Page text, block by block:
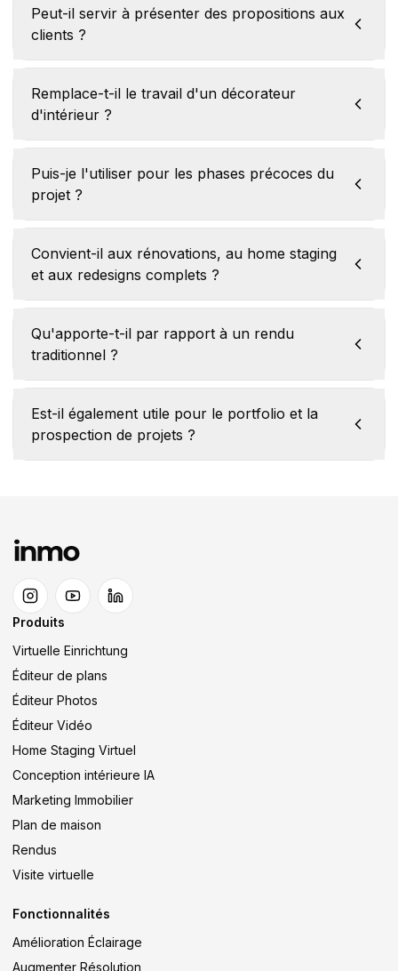
Peut-il servir à présenter des propositions aux
clients ?
Remplace-t-il le travail d'un décorateur
d'intérieur ?
Puis-je l'utiliser pour les phases précoces du
projet ?
Convient-il aux rénovations, au home staging
et aux redesigns complets ?
Qu'apporte-t-il par rapport à un rendu
traditionnel ?
Est-il également utile pour le portfolio et la
prospection de projets ?
Produits
Virtuelle Einrichtung
Éditeur de plans
Éditeur Photos
Éditeur Vidéo
Home Staging Virtuel
Conception intérieure IA
Marketing Immobilier
Plan de maison
Rendus
Visite virtuelle
Fonctionnalités
Amélioration Éclairage
Augmenter Résolution